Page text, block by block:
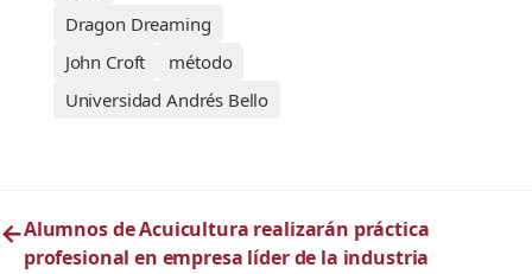
Dragon Dreaming
John Croft
método
Universidad Andrés Bello
←Alumnos de Acuicultura realizarán práctica
profesional en empresa líder de la industria